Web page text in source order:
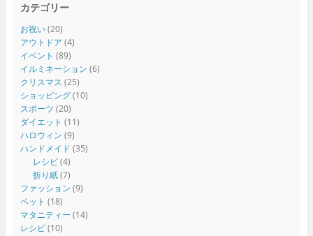
カテゴリー
お祝い(20)
アウトドア (4)
イベント (89)
イルミネーション (6)
クリスマス (25)
ショッピング(10)
スポーツ (20)
ダイエット (11)
ハロウィン (9)
ハンドメイド (35)
レシピ(4)
折り紙(7)
ファッション (9)
ペット (18)
マタニティー (14)
レシピ(10)